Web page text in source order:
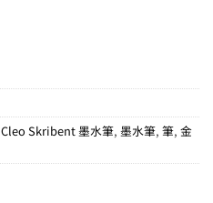
Cleo Skribent 墨水筆, 墨水筆, 筆, 金